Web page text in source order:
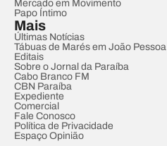
Mercado em Movimento
Papo Íntimo
Mais
Últimas Notícias
Tábuas de Marés em João Pessoa
Editais
Sobre o Jornal da Paraíba
Cabo Branco FM
CBN Paraíba
Expediente
Comercial
Fale Conosco
Política de Privacidade
Espaço Opinião